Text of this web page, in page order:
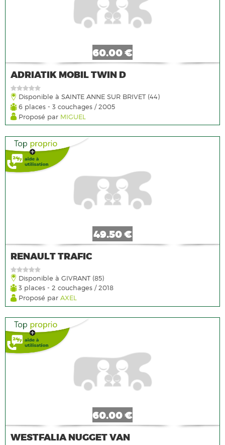
60.00 €
ADRIATIK MOBIL TWIN D
Disponible à SAINTE ANNE SUR BRIVET (44)
6 places - 3 couchages / 2005
Proposé par MIGUEL
49.50 €
RENAULT TRAFIC
Disponible à GIVRANT (85)
3 places - 2 couchages / 2018
Proposé parAXEL
60.00 €
WESTFALIA NUGGET VAN